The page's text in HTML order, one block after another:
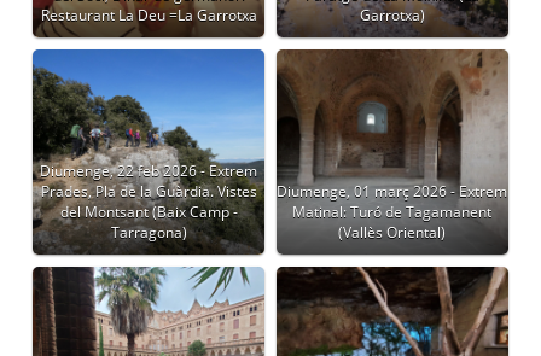
Restaurant La Deu =La Garrotxa
Garrotxa)
Diumenge, 22 feb 2026 - Extrem
Prades, Pla de la Guàrdia. Vistes
del Montsant (Baix Camp -
Tarragona)
Diumenge, 01 març 2026 - Extrem
Matinal: Turó de Tagamanent
(Vallès Oriental)